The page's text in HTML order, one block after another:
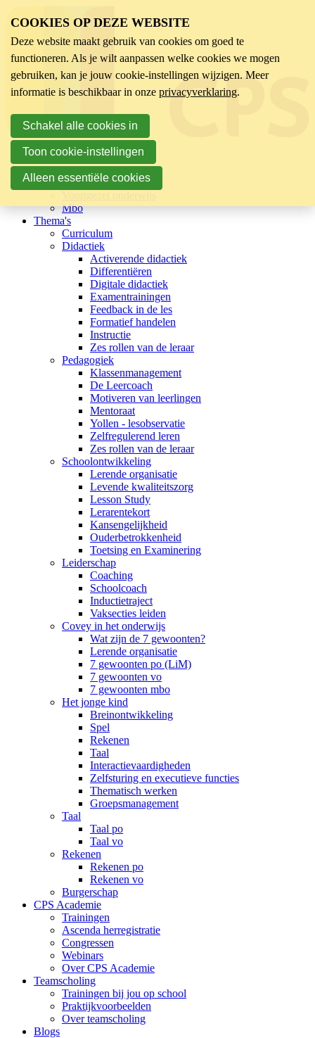
Sector
Kinderopvang
Basisonderwijs
Mbo
Thema's
Curriculum
Didactiek
Activerende didactiek
Differentiëren
Digitale didactiek
Examentrainingen
Feedback in de les
Formatief handelen
Instructie
Zes rollen van de leraar
Pedagogiek
Klassenmanagement
De Leercoach
Motiveren van leerlingen
Mentoraat
Yollen - lesobservatie
Zelfregulerend leren
Zes rollen van de leraar
Schoolontwikkeling
Lerende organisatie
Levende kwaliteitszorg
Lesson Study
Lerarentekort
Kansengelijkheid
Ouderbetrokkenheid
Toetsing en Examinering
Leiderschap
Coaching
Schoolcoach
Inductietraject
Vaksecties leiden
Covey in het onderwijs
Wat zijn de 7 gewoonten?
Lerende organisatie
7 gewoonten po (LiM)
7 gewoonten vo
7 gewoonten mbo
Het jonge kind
Breinontwikkeling
Spel
Rekenen
Taal
Interactievaardigheden
Zelfsturing en executieve functies
Thematisch werken
Groepsmanagement
Taal
Taal po
Taal vo
Rekenen
Rekenen po
Rekenen vo
Burgerschap
CPS Academie
Trainingen
Ascenda herregistratie
Congressen
Webinars
Over CPS Academie
Teamscholing
Trainingen bij jou op school
Praktijkvoorbeelden
Over teamscholing
Blogs
COOKIES OP DEZE WEBSITE
Deze website maakt gebruik van cookies om goed te
functioneren. Als je wilt aanpassen welke cookies we mogen
gebruiken, kan je jouw cookie-instellingen wijzigen. Meer
informatie is beschikbaar in onze privacyverklaring.
Schakel alle cookies in
Toon cookie-instellingen
Alleen essentiële cookies